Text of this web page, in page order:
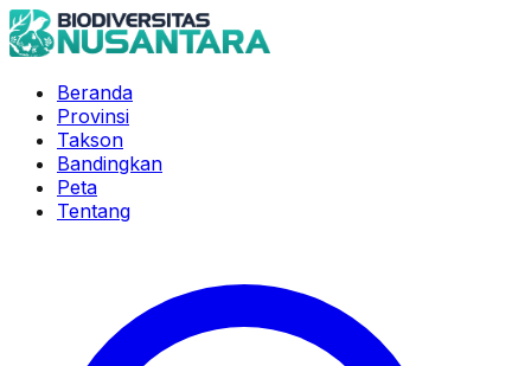
Beranda
Provinsi
Takson
Bandingkan
Peta
Tentang